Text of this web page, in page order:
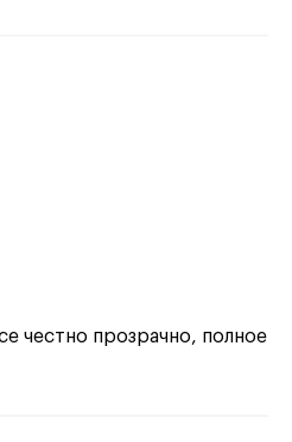
честно прозрачно, полное